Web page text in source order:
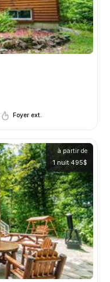
Foyer ext.
à partir de
1 nuit 495$